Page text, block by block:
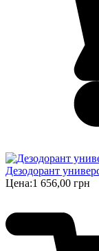
Дезодорант
Цена:1 656,00 грн